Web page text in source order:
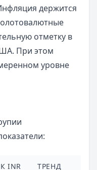
держится
отметку в
При этом
уровне
INR ТРЕНД